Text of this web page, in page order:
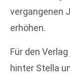
vergangenen
erhöhen.
Für den
hinter Stella